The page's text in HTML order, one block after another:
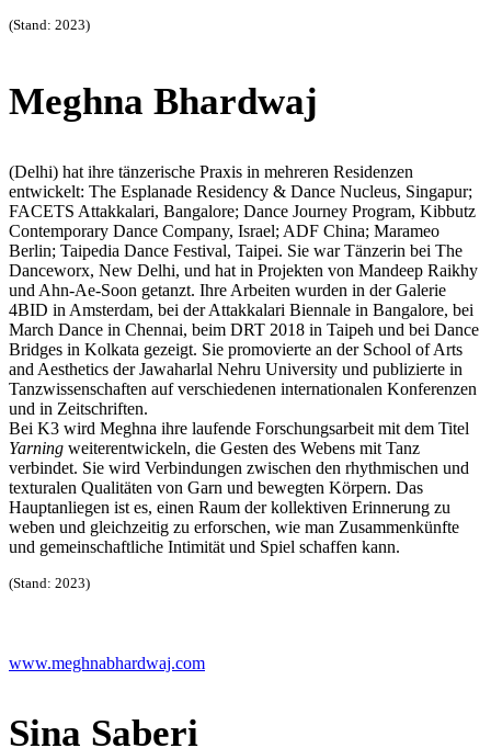
(Stand: 2023)
Meghna Bhardwaj
(Delhi) hat ihre tänzerische Praxis in mehreren Residenzen
entwickelt: The Esplanade Residency & Dance Nucleus, Singapur;
FACETS Attakkalari, Bangalore; Dance Journey Program, Kibbutz
Contemporary Dance Company, Israel; ADF China; Marameo
Berlin; Taipedia Dance Festival, Taipei. Sie war Tänzerin bei The
Danceworx, New Delhi, und hat in Projekten von Mandeep Raikhy
und Ahn-Ae-Soon getanzt. Ihre Arbeiten wurden in der Galerie
4BID in Amsterdam, bei der Attakkalari Biennale in Bangalore, bei
March Dance in Chennai, beim DRT 2018 in Taipeh und bei Dance
Bridges in Kolkata gezeigt. Sie promovierte an der School of Arts
and Aesthetics der Jawaharlal Nehru University und publizierte in
Tanzwissenschaften auf verschiedenen internationalen Konferenzen
und in Zeitschriften.
Bei K3 wird Meghna ihre laufende Forschungsarbeit mit dem Titel
Yarning weiterentwickeln, die Gesten des Webens mit Tanz
verbindet. Sie wird Verbindungen zwischen den rhythmischen und
texturalen Qualitäten von Garn und bewegten Körpern. Das
Hauptanliegen ist es, einen Raum der kollektiven Erinnerung zu
weben und gleichzeitig zu erforschen, wie man Zusammenkünfte
und gemeinschaftliche Intimität und Spiel schaffen kann.
(Stand: 2023)
www.meghnabhardwaj.com
Sina Saberi